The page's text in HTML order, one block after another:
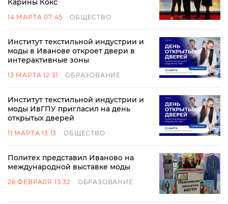
Карины Кокс
14 МАРТА 07:45 ОБЩЕСТВО
Институт текстильной индустрии и
моды в Иванове откроет двери в
интерактивные зоны
13 МАРТА 12:31 ОБРАЗОВАНИЕ
Институт текстильной индустрии и
моды ИвГПУ пригласил на день
открытых дверей
11 МАРТА 13:13 ОБЩЕСТВО
Политех представил Иваново на
международной выставке моды
26 ФЕВРАЛЯ 13:32 ОБРАЗОВАНИЕ